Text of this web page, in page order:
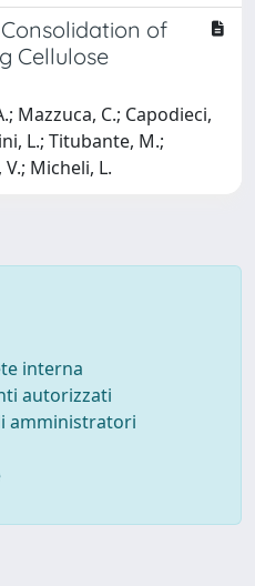
of
Cellulose
Mazzuca, C.; Capodieci,
L.; Titubante, M.;
Micheli, L.
interna
autorizzati
amministratori